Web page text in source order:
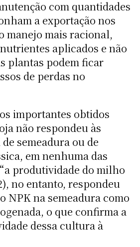
com quantidades
a exportação nos
manejo mais racional,
aplicados e não
plantas podem ficar
de perdas no
importantes obtidos
não respondeu às
semeadura ou de
em nenhuma das
produtividade do milho
no entanto, respondeu
NPK na semeadura como
o que confirma a
dessa cultura à